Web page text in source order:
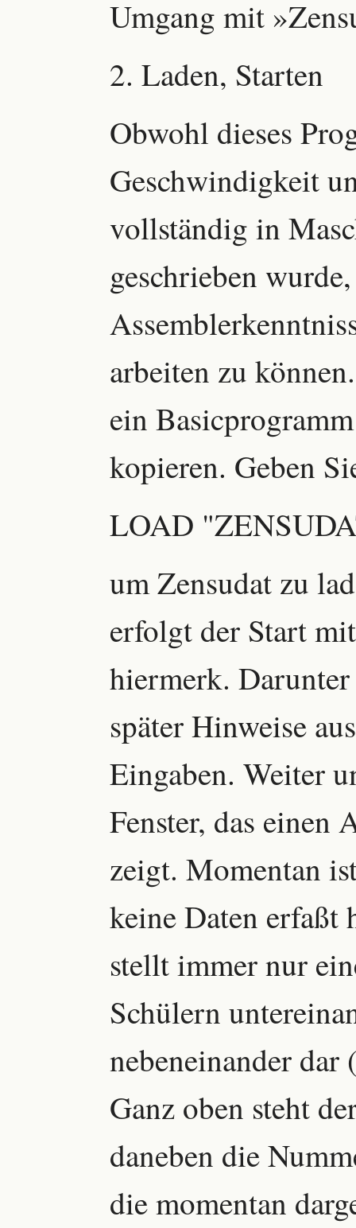
Umgang mit
2. Laden, Starten
Obwohl dieses
Geschwindigkeit
vollständig in
geschrieben
arbeiten zu
ein
kopieren. Geben
LOAD
um Zensudat zu
erfolgt der Start
hiermerk.
später Hinweise
Eingaben. Weiter
Fenster, das einen
zeigt. Momentan
keine Daten erfaßt
stellt immer nur
Schülern
nebeneinander
Ganz oben steht
daneben die
die momentan